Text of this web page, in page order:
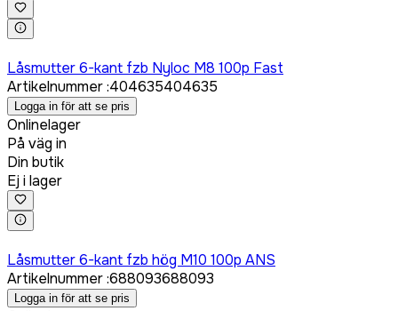
Låsmutter 6-kant fzb Nyloc M8 100p Fast
Artikelnummer:404635404635
Logga in för att se pris
Onlinelager
På väg in
Din butik
Ej i lager
Låsmutter 6-kant fzb hög M10 100p ANS
Artikelnummer:688093688093
Logga in för att se pris